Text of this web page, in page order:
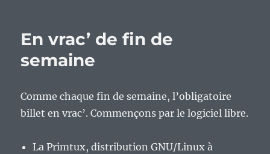
En vrac’ de fin de
semaine
Comme chaque fin de semaine, l’obligatoire
billet en vrac’. Commençons par le logiciel libre.
La Primtux, distribution GNU/Linux à